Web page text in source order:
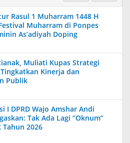
Rasul 1 Muharram 1448 H
Muharram di Ponpes
As’adiyah Doping
Muliati Kupas Strategi
Kinerja dan
Publik
I DPRD Wajo Amshar Andi
Tak Ada Lagi “Oknum”
2026